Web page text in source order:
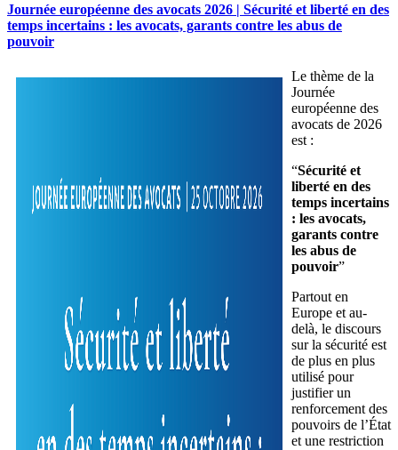
Journée européenne des avocats 2026 | Sécurité et liberté en des
temps incertains : les avocats, garants contre les abus de
pouvoir
Le thème de la
Journée
européenne des
avocats de 2026
est :
“Sécurité et
liberté en des
temps incertains
: les avocats,
garants contre
les abus de
pouvoir”
Partout en
Europe et au-
delà, le discours
sur la sécurité est
de plus en plus
utilisé pour
justifier un
renforcement des
pouvoirs de l’État
et une restriction